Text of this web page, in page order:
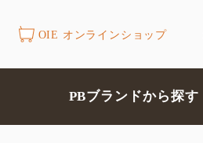
OIE オンラインショップ
PBブランドから探す